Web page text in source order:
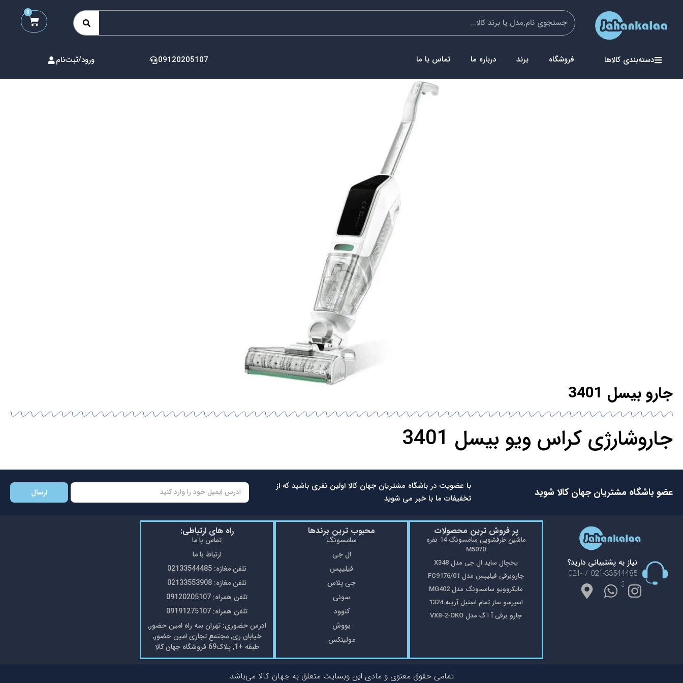
0
دسته‌بندی کالاها فروشگاه برند درباره ما تماس با ما 09120205107 ورود/ثبت‌نام
جارو بیسل 3401
جاروشارژی کراس ویو بیسل 3401
عضو باشگاه مشتریان جهان کالا شوید
با عضویت در باشگاه مشتریان جهان کالا اولین نفری باشید که از
تخفیفات ما با خبر می شوید
ارسال
نیاز به پشتیبانی دارید؟
021-33544485 / 021-
33553908
پر فروش ترین محصولات
ماشین ظرفشویی سامسونگ 14 نفره
M5070
یخچال ساید ال جی مدل X348
جاروبرقی فیلیپس مدل FC9176/01
مایکروویو سامسونگ مدل MG402
اسپرسو ساز تمام استیل آریته 1324
جارو برقی آ ا گ مدل VX8-2-OKO
محبوب ترین برندها
سامسونگ
ال جی
فیلیپس
جی پلاس
سونی
کنوود
بووش
مولینکس
راه های ارتباطی:
تماس با ما
ارتباط با ما
تلفن مغازه: 02133544485
تلفن مغازه: 02133553908
تلفن همراه: 09120205107
تلفن همراه: 09191275107
ادرس حضوری: تهران سه راه امین حضور,
خیابان ری, مجتمع تجاری امین حضور,
طبقه +1, پلاک69 فروشگاه جهان کالا
تمامی حقوق معنوی و مادی این وبسایت متعلق به جهان کالا می‌باشد